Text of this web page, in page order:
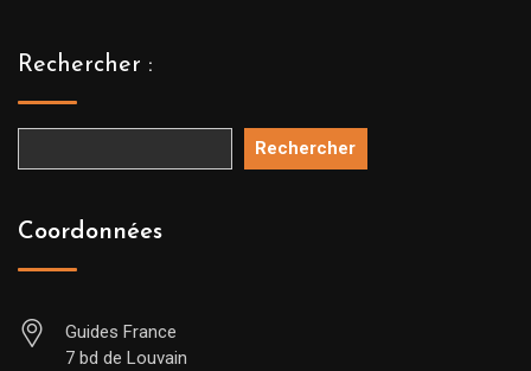
Rechercher :
Rechercher
Coordonnées
Guides France
7 bd de Louvain